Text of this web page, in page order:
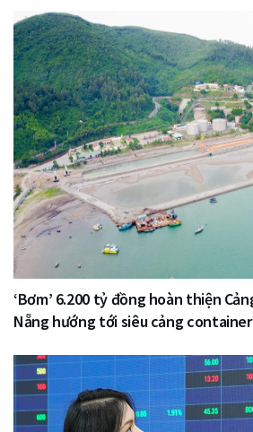
‘Bơm’ 6.200 tỷ đồng hoàn thiện
Nẵng hướng tới siêu cảng container